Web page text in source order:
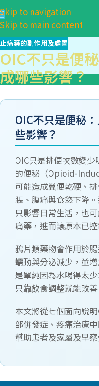
Skip to navigation
Skip to main content
止痛藥的副作用及處置
OIC不只是便
成哪些影響？
OIC不只是便秘
些影響？
OIC只是排便次數變
的便秘（Opioid-
可能造成糞便乾硬、
脹、腹痛與食慾下降
只影響日常生活，也
痛藥，進而讓原本已
鴉片類藥物會作用於
蠕動與分泌減少，並
是單純因為水喝得太
只靠飲食調整就能改善
本文將從七個面向說
部併發症、疼痛治療
幫助患者及家屬及早